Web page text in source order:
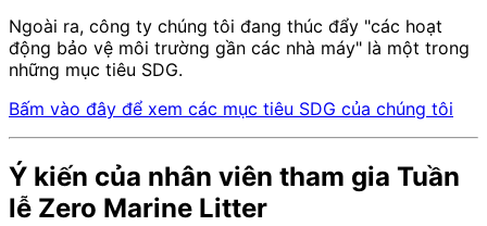
Ngoài ra, công ty chúng tôi đang thúc đẩy "các hoạt
động bảo vệ môi trường gần các nhà máy" là một trong
những mục tiêu SDG.
Bấm vào đây để xem các mục tiêu SDG của chúng tôi
Ý kiến của nhân viên tham gia Tuần
lễ Zero Marine Litter